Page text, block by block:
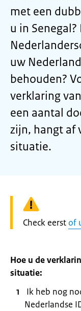
met een
u in
uw
behouden?
verklaring
een aantal
zijn, hangt af
situatie.
Waarschuwing:
Check eerst of
Hoe u de
situatie:
Ik heb nog
Nederlandse